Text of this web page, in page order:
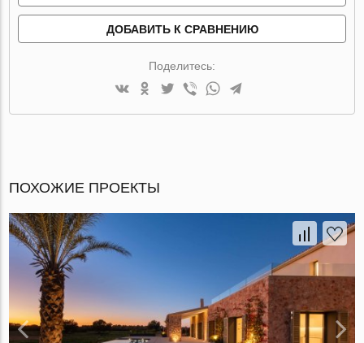
ДОБАВИТЬ К СРАВНЕНИЮ
Поделитесь:
ПОХОЖИЕ ПРОЕКТЫ